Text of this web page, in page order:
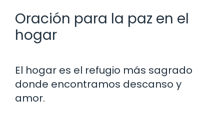
Oración para la paz en el
hogar
El hogar es el refugio más sagrado
donde encontramos descanso y
amor.